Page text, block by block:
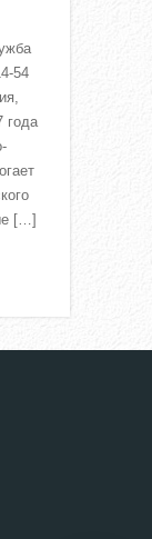
54
года
[…]